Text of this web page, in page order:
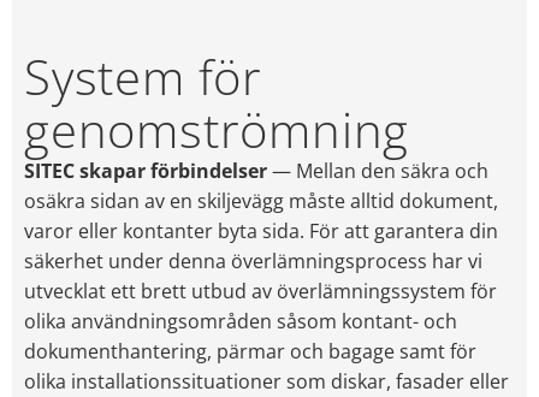
System för
genomströmning
SITEC skapar förbindelser— Mellan den säkra och
osäkra sidan av en skiljevägg måste alltid dokument,
varor eller kontanter byta sida. För att garantera din
säkerhet under denna överlämningsprocess har vi
utvecklat ett brett utbud av överlämningssystem för
olika användningsområden såsom kontant- och
dokumenthantering, pärmar och bagage samt för
olika installationssituationer som diskar, fasader eller